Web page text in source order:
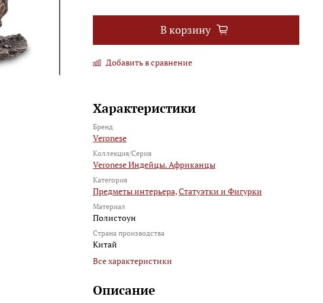
В корзину
Добавить в сравнение
Характеристики
Бренд
Veronese
Коллекция/Серия
Veronese Индейцы. Африканцы
Категория
Предметы интерьера,Статуэтки и Фигурки
Материал
Полистоун
Страна производства
Китай
Все характеристики
Описание